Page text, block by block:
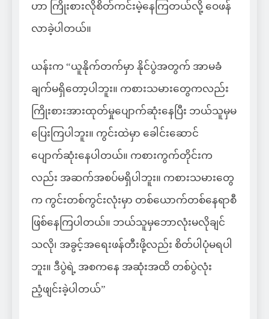
ဟာ ကြိုးစားလိုစိတ်ကင်းမဲ့နေကြတယ်လို့ ဝေဖန်
လာခဲ့ပါတယ်။
ယန်းက “ယူနိုက်တက်မှာ နိုင်ပွဲအတွက် အာမခံ
ချက်မရှိတော့ပါဘူး။ ကစားသမားတွေကလည်း
ကြိုးစားအားထုတ်မှုပျောက်ဆုံးနေပြီး ဘယ်သူမှမ
ပြေးကြပါဘူး။ ကွင်းထဲမှာ ခေါင်းဆောင်
ပျောက်ဆုံးနေပါတယ်။ ကစားကွက်တိုင်းက
လည်း အဆက်အစပ်မရှိပါဘူး။ ကစားသမားတွေ
က ကွင်းတစ်ကွင်းလုံးမှာ တစ်ယောက်တစ်နေရာစီ
ဖြစ်နေကြပါတယ်။ ဘယ်သူမှဘောလုံးမလိုချင်
သလို၊ အခွင့်အရေးဖန်တီးဖို့လည်း စိတ်ပါပုံမရပါ
ဘူး။ ဒီပွဲရဲ့ အစကနေ အဆုံးအထိ တစ်ပွဲလုံး
ညံ့ဖျင်းခဲ့ပါတယ်”